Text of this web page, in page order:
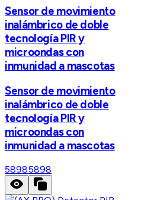
Sensor de movimiento
inalámbrico de doble
tecnología PIR y
microondas con
inmunidad a mascotas
Sensor de movimiento
inalámbrico de doble
tecnología PIR y
microondas con
inmunidad a mascotas
58985898